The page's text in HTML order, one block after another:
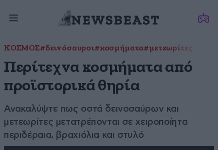
ΚΟΣΜΟΣ#δεινόσαυροι#κοσμήματα#μετεωρίτες
Περίτεχνα κοσμήματα από
προϊστορικά θηρία
Ανακαλύψτε πως οστά δεινοσαύρων και
μετεωρίτες μετατρέπονται σε χειροποίητα
περιδέραια, βραχιόλια και στυλό